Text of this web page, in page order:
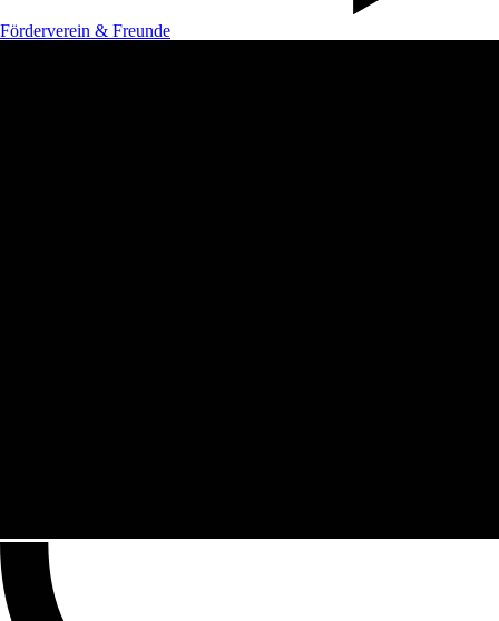
Förderverein & Freunde